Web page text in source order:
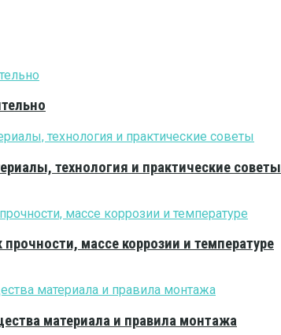
технология и практические советы
массе коррозии и температуре
материала и правила монтажа